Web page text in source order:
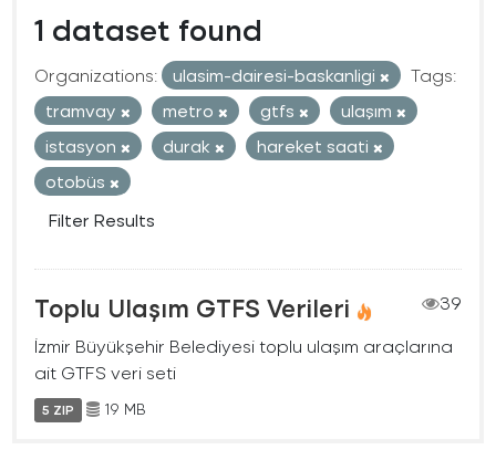
1 dataset found
Organizations: ulasim-dairesi-baskanligi
Tags:
tramvay
metro gtfs
ulaşım
istasyon
durak
hareket saati
otobüs
Filter Results
Toplu Ulaşım GTFS Verileri
39
İzmir Büyükşehir Belediyesi toplu ulaşım araçlarına
ait GTFS veri seti
5 ZIP 19 MB